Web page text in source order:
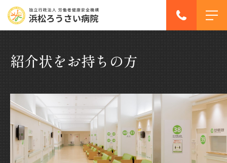
紹介状をお持ちの方